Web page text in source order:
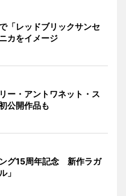
「レッドブリックサンセ
カをイメージ
ー・アントワネット・ス
公開作品も
グ15周年記念 新作ラガ
」